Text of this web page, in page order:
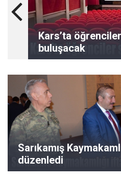
Kars’ta
buluşacak
Sarıkamış
düzenledi